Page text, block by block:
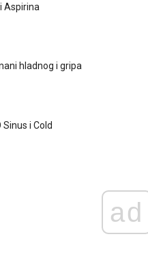
Aspirina
hladnog i gripa
i Cold
ad